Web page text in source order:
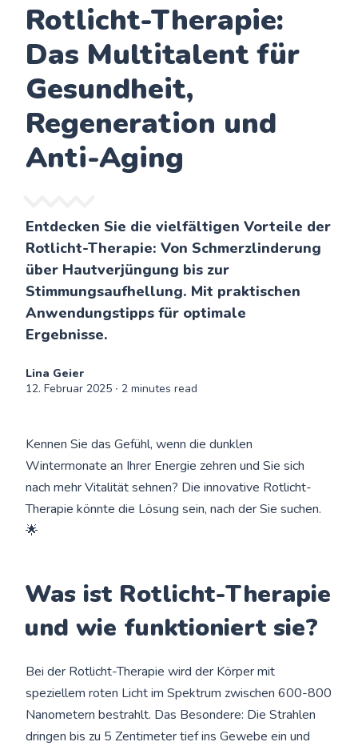
Rotlicht-Therapie:
Das Multitalent für
Gesundheit,
Regeneration und
Anti-Aging
Entdecken Sie die vielfältigen Vorteile der
Rotlicht-Therapie: Von Schmerzlinderung
über Hautverjüngung bis zur
Stimmungsaufhellung. Mit praktischen
Anwendungstipps für optimale
Ergebnisse.
Lina Geier
12. Februar 2025 ∙ 2 minutes read
Kennen Sie das Gefühl, wenn die dunklen
Wintermonate an Ihrer Energie zehren und Sie sich
nach mehr Vitalität sehnen? Die innovative Rotlicht-
Therapie könnte die Lösung sein, nach der Sie suchen.
🌟
Was ist Rotlicht-Therapie
und wie funktioniert sie?
Bei der Rotlicht-Therapie wird der Körper mit
speziellem roten Licht im Spektrum zwischen 600-800
Nanometern bestrahlt. Das Besondere: Die Strahlen
dringen bis zu 5 Zentimeter tief ins Gewebe ein und